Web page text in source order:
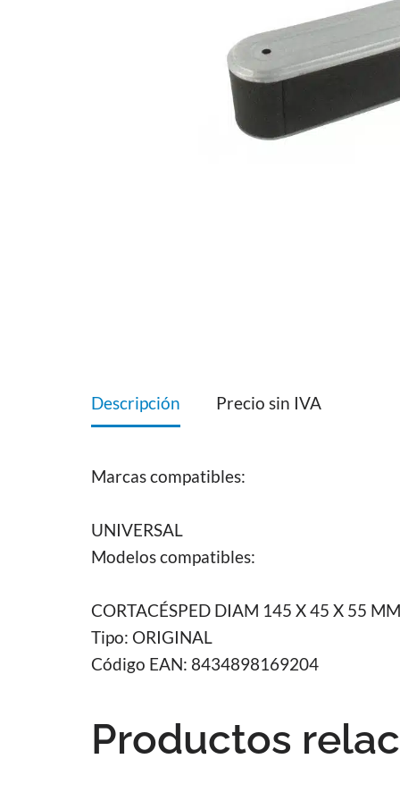
Descripción Precio sin IVA
Marcas compatibles:
UNIVERSAL
Modelos compatibles:
CORTACÉSPED DIAM 145 X 45 X 55 MM
Tipo: ORIGINAL
Código EAN: 8434898169204
Productos